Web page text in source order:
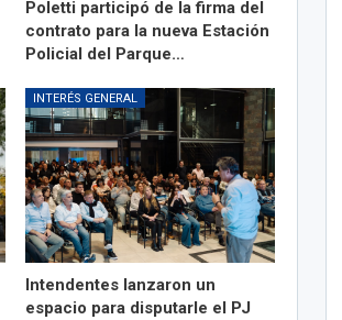
Poletti participó de la firma del
contrato para la nueva Estación
Policial del Parque…
INTERÉS GENERAL
Intendentes lanzaron un
espacio para disputarle el PJ